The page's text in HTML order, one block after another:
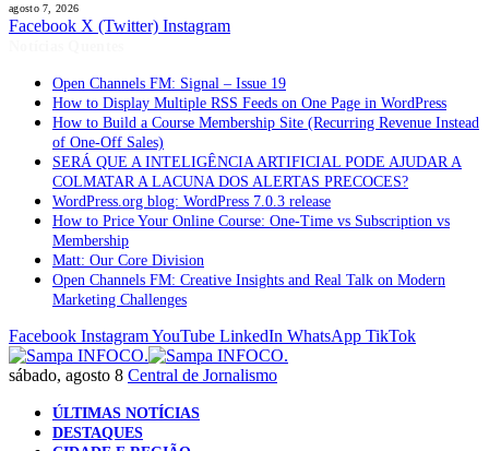
agosto 7, 2026
Facebook X (Twitter) Instagram
Open Channels FM: Signal – Issue 19
How to Display Multiple RSS Feeds on One Page in WordPress
How to Build a Course Membership Site (Recurring Revenue Instead
of One-Off Sales)
SERÁ QUE A INTELIGÊNCIA ARTIFICIAL PODE AJUDAR A
COLMATAR A LACUNA DOS ALERTAS PRECOCES?
WordPress.org blog: WordPress 7.0.3 release
How to Price Your Online Course: One-Time vs Subscription vs
Membership
Matt: Our Core Division
Open Channels FM: Creative Insights and Real Talk on Modern
Marketing Challenges
Facebook InstagramYouTube LinkedIn WhatsApp TikTok
sábado, agosto 8 Central de Jornalismo
ÚLTIMAS NOTÍCIAS
DESTAQUES